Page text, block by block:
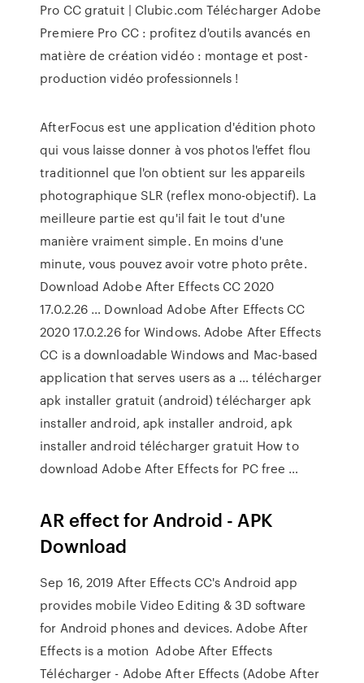
Pro CC gratuit | Clubic.com Télécharger Adobe
Premiere Pro CC : profitez d'outils avancés en
matière de création vidéo : montage et post-
production vidéo professionnels !
AfterFocus est une application d'édition photo
qui vous laisse donner à vos photos l'effet flou
traditionnel que l'on obtient sur les appareils
photographique SLR (reflex mono-objectif). La
meilleure partie est qu'il fait le tout d'une
manière vraiment simple. En moins d'une
minute, vous pouvez avoir votre photo prête.
Download Adobe After Effects CC 2020
17.0.2.26 … Download Adobe After Effects CC
2020 17.0.2.26 for Windows. Adobe After Effects
CC is a downloadable Windows and Mac-based
application that serves users as a … télécharger
apk installer gratuit (android) télécharger apk
installer android, apk installer android, apk
installer android télécharger gratuit How to
download Adobe After Effects for PC free …
AR effect for Android - APK
Download
Sep 16, 2019 After Effects CC's Android app
provides mobile Video Editing & 3D software
for Android phones and devices. Adobe After
Effects is a motion Adobe After Effects
Télécharger - Adobe After Effects (Adobe After